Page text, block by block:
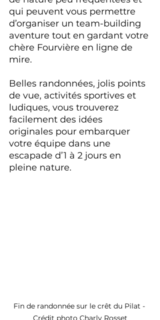
qui peuvent vous permettre
d’organiser un team-building
aventure tout en gardant votre
chère Fourvière en ligne de
mire.
Belles randonnées, jolis points
de vue, activités sportives et
ludiques, vous trouverez
facilement des idées
originales pour embarquer
votre équipe dans une
escapade d’1 à 2 jours en
pleine nature.
Fin de randonnée sur le crêt du Pilat -
Crédit photo Charly Rosset